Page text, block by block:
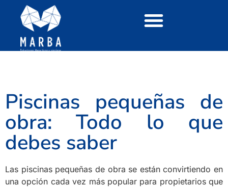
Piscinas pequeñas de
obra: Todo lo que
debes saber
Las piscinas pequeñas de obra se están convirtiendo en
una opción cada vez más popular para propietarios que